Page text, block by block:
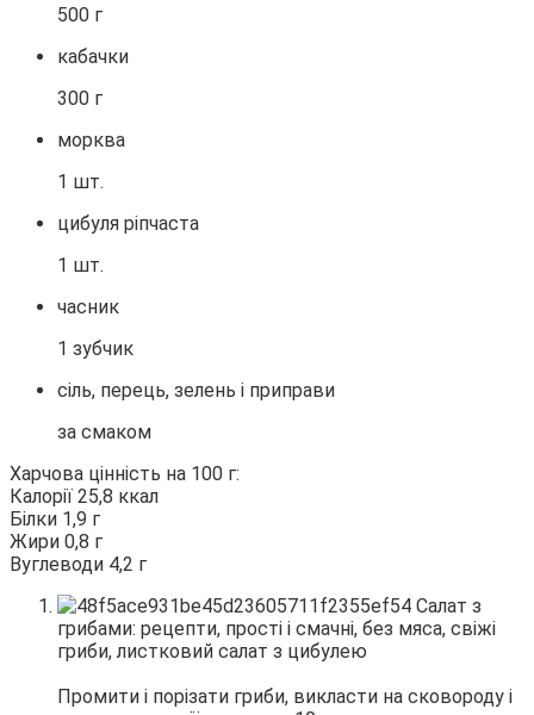
500 г
кабачки
300 г
морква
1 шт.
цибуля ріпчаста
1 шт.
часник
1 зубчик
сіль, перець, зелень і приправи
за смаком
Харчова цінність на 100 г:
Калорії 25,8 ккал
Білки 1,9 г
Жири 0,8 г
Вуглеводи 4,2 г
Промити і порізати гриби, викласти на сковороду і